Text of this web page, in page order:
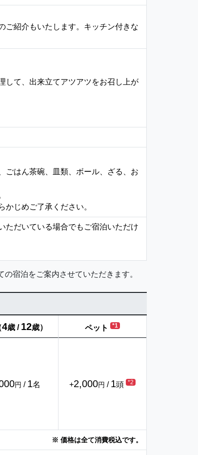
ご紹介もいたします。キッチン付きな
して、出来立てアツアツをお召し上が
ごはん茶碗、皿類、ボール、ざる、お
じめご了承ください。
ただいている場合でもご宿泊いただけ
宿泊をご案内させていただきます。
4歳 / 12歳） ペット *1
円 / 1名 +2,000円 / 1頭 *2
※ 価格は全て消費税込です。